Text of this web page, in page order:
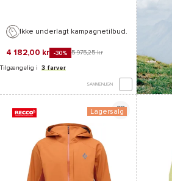
Ikke underlagt kampagnetilbud.
4 182,00 kr -30% 5 975,25 kr
Tilgængelig i 3 farver
SAMMENLIGN
Lagersalg